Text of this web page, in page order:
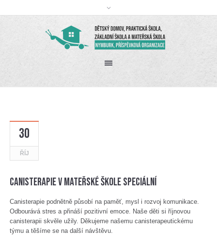
30
ŘÍJ
Canisterapie v mateřské škole speciální
Canisterapie podnětně působí na paměť, mysl i rozvoj komunikace.
Odbourává stres a přináší pozitivní emoce. Naše děti si říjnovou
canisterapii skvěle užily. Děkujeme našemu canisterapeutickému
týmu a těšíme se na další návštěvu.